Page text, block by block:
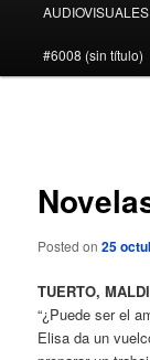
AUDIOVISUALES
#6008 (sin título)
Posted on25
TUERTO,
“¿Puede ser el
Elisa da un